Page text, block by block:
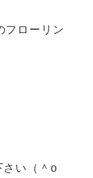
フローリン
さい（＾o